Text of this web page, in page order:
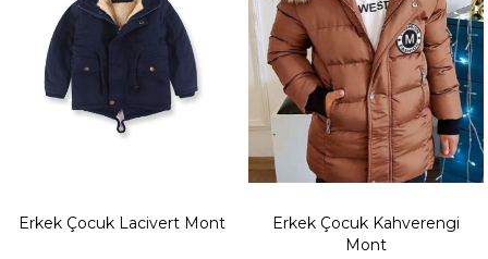
Erkek Çocuk Lacivert Mont
Erkek Çocuk Kahverengi
Mont